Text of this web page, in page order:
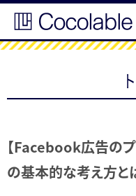
【Facebook広告の
の基本的な考え方と